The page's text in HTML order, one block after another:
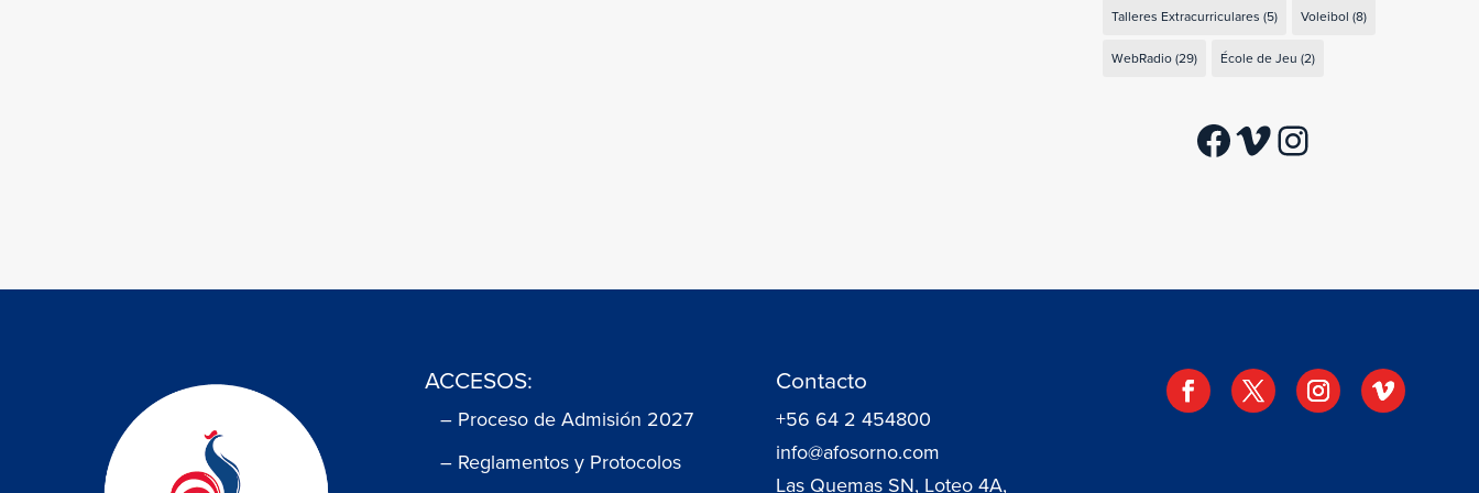
Talleres Extracurriculares (5) Voleibol (8)
WebRadio(29) École de Jeu (2)
Facebook
VimeoInstagram
ACCESOS:
– Proceso de Admisión 2027
– Reglamentos y Protocolos
Contacto
+56 64 2 454800
info@afosorno.com
Las Quemas SN, Loteo 4A,